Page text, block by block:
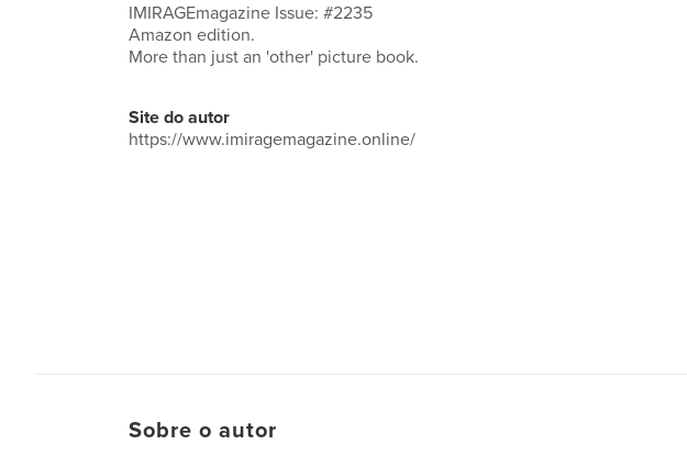
IMIRAGEmagazine Issue: #2235
Amazon edition.
More than just an 'other' picture book.
Site do autor
https://www.imiragemagazine.online/
Sobre o autor